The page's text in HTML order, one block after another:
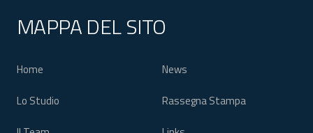
MAPPA DEL SITO
Home
Lo Studio
News
Rassegna Stampa